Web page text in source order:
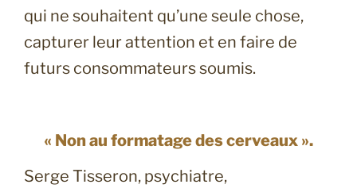
qui ne souhaitent qu’une seule chose,
capturer leur attention et en faire de
futurs consommateurs soumis.
« Non au formatage des cerveaux ».
Serge Tisseron, psychiatre,